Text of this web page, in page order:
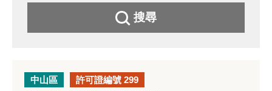
搜尋
中山區 許可證編號 299